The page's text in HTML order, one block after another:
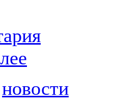
новости